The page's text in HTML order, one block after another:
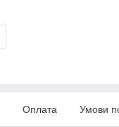
Оплата Умови